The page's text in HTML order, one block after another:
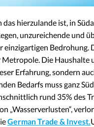
hierzulande ist, in
unzureichende und
Bedrohung.
Metropole. Die
Erfahrung, sondern
Bedarfs muss ganz
rund 35% des
„Wasserverlusten“,
German Trade & Invest.